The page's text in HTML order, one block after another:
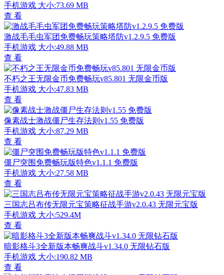
手机游戏 大小:73.69 MB
查 看
激战毛毛虫军团免费畅玩策略塔防v1.2.9.5 免费版
手机游戏 大小:49.88 MB
查 看
不朽之王无限金币免费畅玩v85.801 无限金币版
手机游戏 大小:47.83 MB
查 看
像素战士激战僵尸生存法则v1.55 免费版
手机游戏 大小:87.29 MB
查 看
僵尸突围免费畅玩版特色v1.1.1 免费版
手机游戏 大小:27.58 MB
查 看
三国志吕布传无限元宝策略征战手游v2.0.43 无限元宝版
手机游戏 大小:529.4M
查 看
暗影格斗3全新版本畅爽战斗v1.34.0 无限钻石版
手机游戏 大小:190.82 MB
查 看